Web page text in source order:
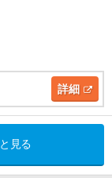
詳細
見る